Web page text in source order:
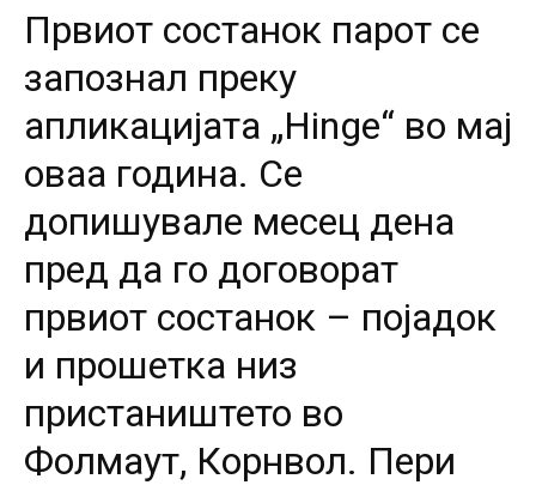
Првиот состанок парот се
запознал преку
апликацијата „Hinge“ во мај
оваа година. Се
допишувале месец дена
пред да го договорaт
првиот состанок – појадок
и прошетка низ
пристаништето во
Фолмаут, Корнвол. Пери